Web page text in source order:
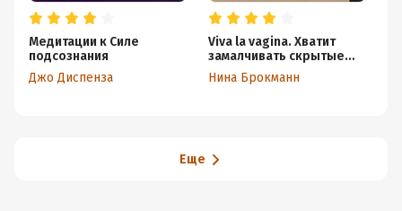
Медитации к Силе
подсознания
Джо Диспенза
Viva la vagina. Хватит
замалчивать скрытые
возможности органа,
который не принято
Нина Брокманн
Еще